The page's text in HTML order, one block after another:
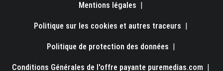
Mentions légales |
Politique sur les cookies et autres traceurs |
Politique de protection des données |
Conditions Générales de l'offre payante puremedias.com |